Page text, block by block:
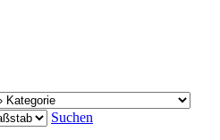
Suchen